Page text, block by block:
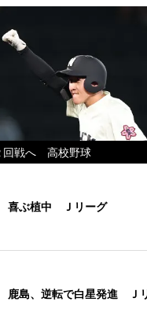
回戦へ 高校野球
喜ぶ植中 Ｊリーグ
鹿島、逆転で白星発進 Ｊ